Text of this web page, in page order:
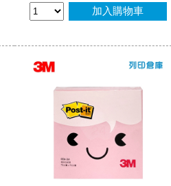
加入購物車